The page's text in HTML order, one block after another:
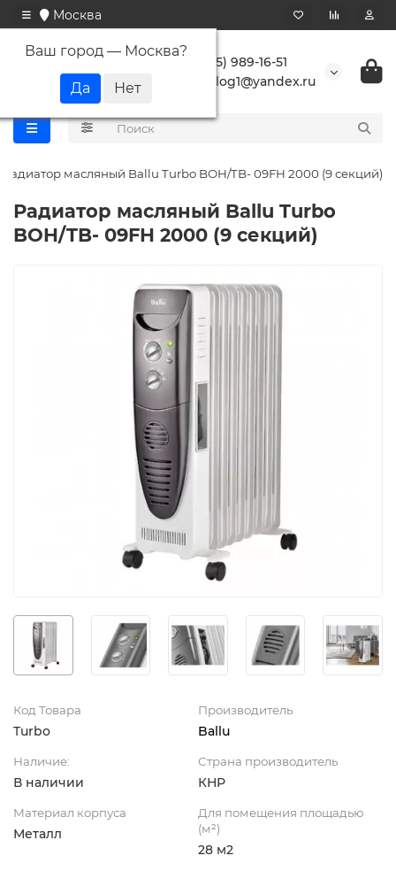
Москва
Ваш город — Москва?
+7 (495) 989-16-51
buranlog1@yandex.ru
Радиатор масляный Ballu Turbo BOH/TB- 09FH 2000 (9 секций)
Радиатор масляный Ballu Turbo
BOH/TB- 09FH 2000 (9 секций)
Код Товара
Turbo
Производитель
Ballu
Наличие:
В наличии
Страна производитель
КНР
Материал корпуса
Металл
Для помещения площадью
(м²)
28 м2